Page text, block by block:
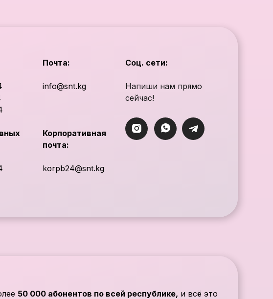
Почта:
info@snt.kg
Корпоративная
почта:
korpb24@snt.kg
Соц. сети:
Напиши нам прямо
сейчас!
50 000 абонентов по всей республике, и всё это